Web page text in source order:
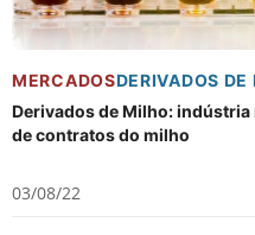
MERCADOSDERIVADOS DE
Derivados de Milho:
de contratos do milho
03/08/22